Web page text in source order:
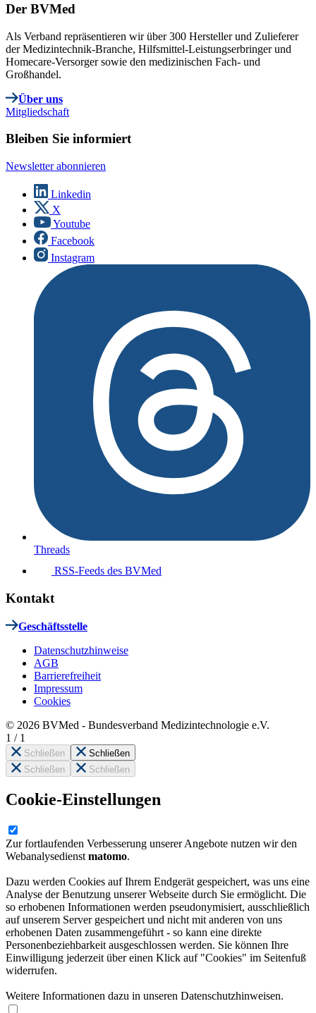
Der BVMed
Als Verband repräsentieren wir über 300 Hersteller und Zulieferer
der Medizintechnik-Branche, Hilfsmittel-Leistungserbringer und
Homecare-Versorger sowie den medizinischen Fach- und
Großhandel.
Über uns
Mitgliedschaft
Bleiben Sie informiert
Newsletter abonnieren
Linkedin
X
Youtube
Facebook
Instagram
Threads
RSS-Feeds des BVMed
Kontakt
Geschäftsstelle
Datenschutzhinweise
AGB
Barrierefreiheit
Impressum
Cookies
© 2026 BVMed - Bundesverband Medizintechnologie e.V.
1 / 1
Schließen
Schließen
Schließen
Schließen
Cookie-Einstellungen
Zur fortlaufenden Verbesserung unserer Angebote nutzen wir den
Webanalysedienst matomo.
Dazu werden Cookies auf Ihrem Endgerät gespeichert, was uns eine
Analyse der Benutzung unserer Webseite durch Sie ermöglicht. Die
so erhobenen Informationen werden pseudonymisiert, ausschließlich
auf unserem Server gespeichert und nicht mit anderen von uns
erhobenen Daten zusammengeführt - so kann eine direkte
Personenbeziehbarkeit ausgeschlossen werden. Sie können Ihre
Einwilligung jederzeit über einen Klick auf "Cookies" im Seitenfuß
widerrufen.
Weitere Informationen dazu in unseren Datenschutzhinweisen.